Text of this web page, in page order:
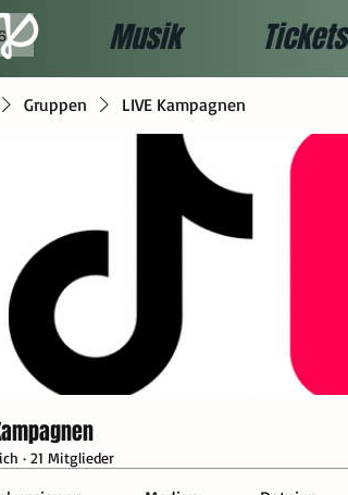
Musik Tickets
Gruppen LIVE Kampagnen
· 21 Mitglieder